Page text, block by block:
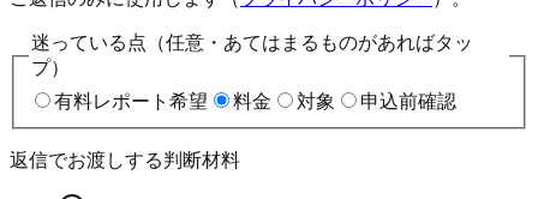
迷っている点（任意・あてはまるものがあればタッ
プ）
有料レポート希望
料金 対象 申込前確認
返信でお渡しする判断材料